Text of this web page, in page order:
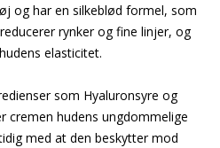
og har en silkeblød formel, som
rynker og fine linjer, og
elasticitet.
som Hyaluronsyre og
cremen hudens ungdommelige
med at den beskytter mod